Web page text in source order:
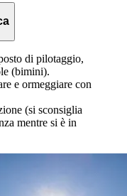
di pilotaggio,
(bimini).
e ormeggiare con
(si sconsiglia
mentre si è in